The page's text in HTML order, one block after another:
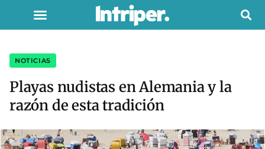
NOTICIAS
Playas nudistas en Alemania y la
razón de esta tradición